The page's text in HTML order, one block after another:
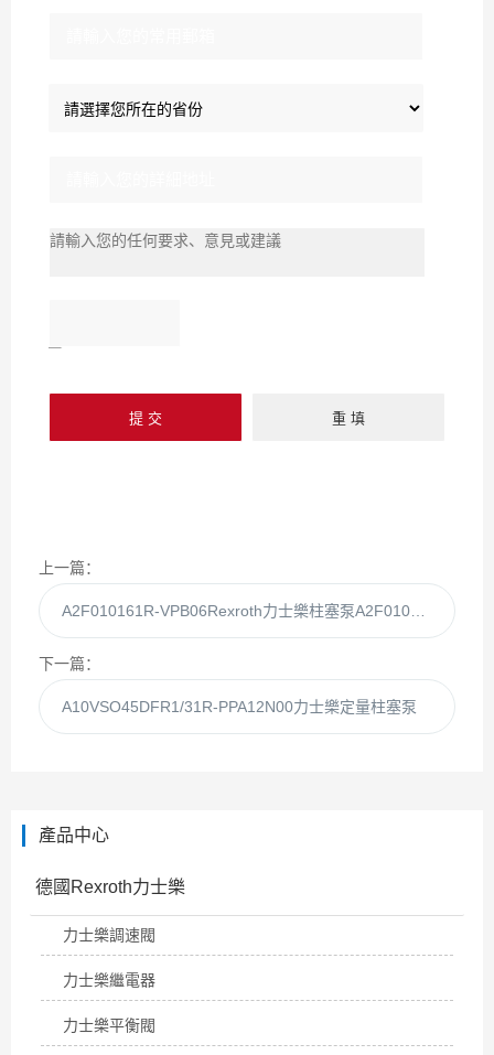
上一篇：
下一篇：
A10VSO45DFR1/31R-PPA12N00力士樂定量柱塞泵
產品中心
德國Rexroth力士樂
力士樂調速閥
力士樂繼電器
力士樂平衡閥